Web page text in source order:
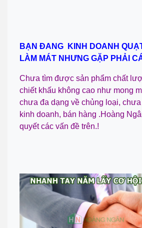
BẠN ĐANG KINH DOANH
LÀM MÁT NHƯNG GẶP PHẢI
Chưa tìm được sản phẩm chất
chiết khấu không cao như mong
chưa đa dạng về chủng loại,
kinh doanh, bán hàng .Hoàng
quyết các vấn đề trên.!